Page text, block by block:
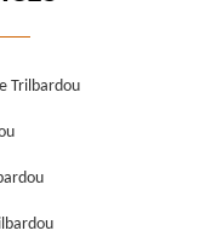
Trilbardou